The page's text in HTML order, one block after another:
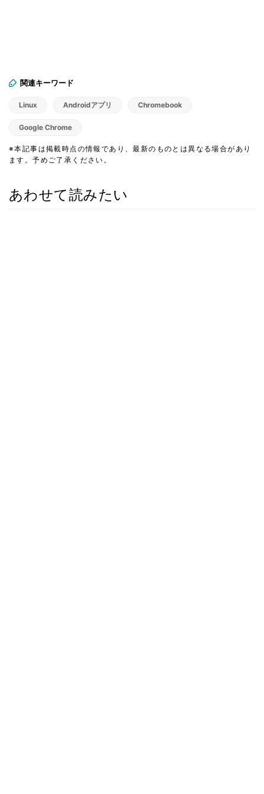
関連キーワード
Linux Androidアプリ Chromebook
Google Chrome
※本記事は掲載時点の情報であり、最新のものとは異なる場合があり
ます。予めご了承ください。
あわせて読みたい